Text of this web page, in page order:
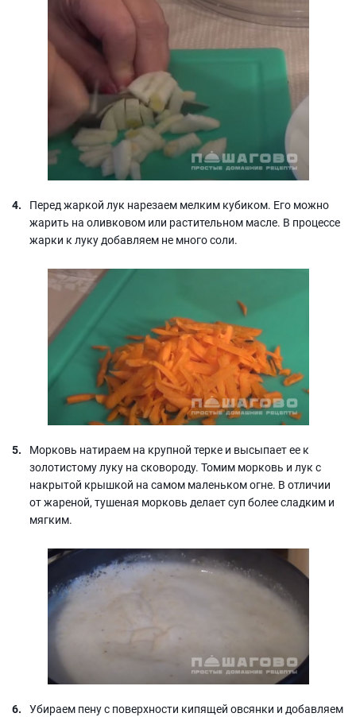
Перед жаркой лук нарезаем мелким кубиком. Его можно
жарить на оливковом или растительном масле. В процессе
жарки к луку добавляем не много соли.
Морковь натираем на крупной терке и высыпает ее к
золотистому луку на сковороду. Томим морковь и лук с
накрытой крышкой на самом маленьком огне. В отличии
от жареной, тушеная морковь делает суп более сладким и
мягким.
Убираем пену с поверхности кипящей овсянки и добавляем